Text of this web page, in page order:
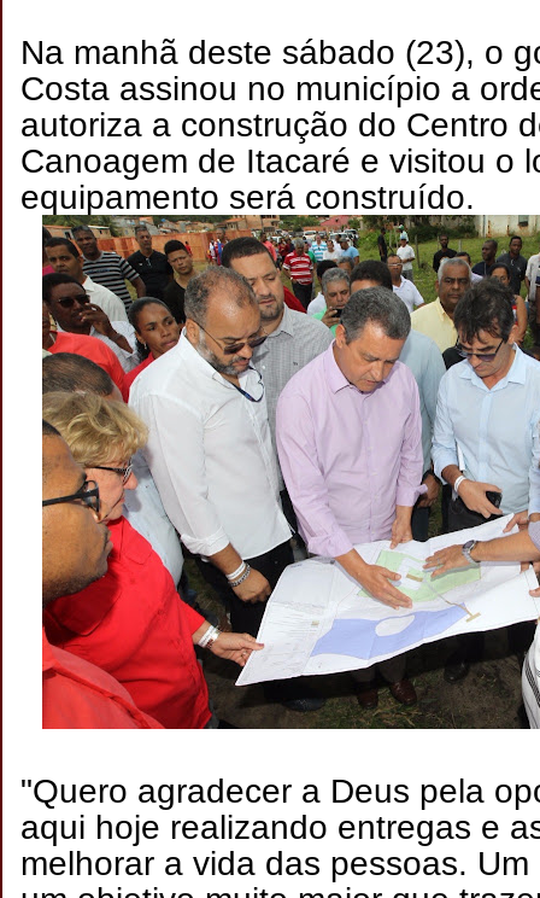
Na manhã deste sábado (23), o
Costa assinou no município a
autoriza a construção do Centro
Canoagem de Itacaré e visitou o
equipamento será construído.
"Quero agradecer a Deus pela
aqui hoje realizando entregas e
melhorar a vida das pessoas.